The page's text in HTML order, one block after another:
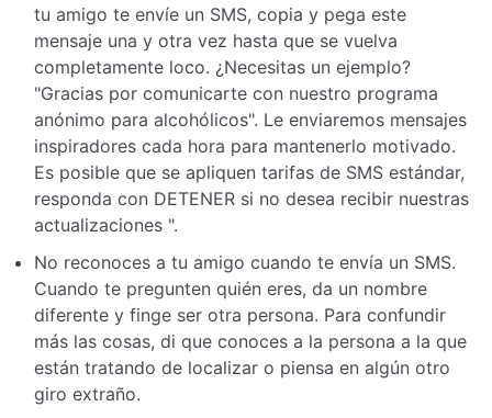
tu amigo te envíe un SMS, copia y pega este
mensaje una y otra vez hasta que se vuelva
completamente loco. ¿Necesitas un ejemplo?
"Gracias por comunicarte con nuestro programa
anónimo para alcohólicos". Le enviaremos mensajes
inspiradores cada hora para mantenerlo motivado.
Es posible que se apliquen tarifas de SMS estándar,
responda con DETENER si no desea recibir nuestras
actualizaciones ".
No reconoces a tu amigo cuando te envía un SMS.
Cuando te pregunten quién eres, da un nombre
diferente y finge ser otra persona. Para confundir
más las cosas, di que conoces a la persona a la que
están tratando de localizar o piensa en algún otro
giro extraño.